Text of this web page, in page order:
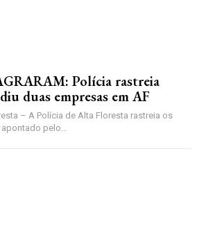
Polícia rastreia
duas empresas em AF
– A Polícia de Alta Floresta rastreia os
pelo...